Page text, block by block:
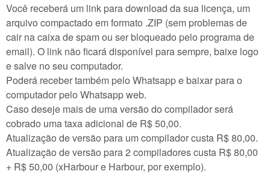
Você receberá um link para download da sua licença, um
arquivo compactado em formato .ZIP (sem problemas de
cair na caixa de spam ou ser bloqueado pelo programa de
email). O link não ficará disponível para sempre, baixe logo
e salve no seu computador.
Poderá receber também pelo Whatsapp e baixar para o
computador pelo Whatsapp web.
Caso deseje mais de uma versão do compilador será
cobrado uma taxa adicional de R$ 50,00.
Atualização de versão para um compilador custa R$ 80,00.
Atualização de versão para 2 compiladores custa R$ 80,00
+ R$ 50,00 (xHarbour e Harbour, por exemplo).